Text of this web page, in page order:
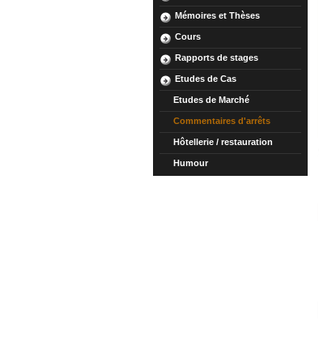
Mémoires et Thèses
Cours
Rapports de stages
Etudes de Cas
Etudes de Marché
Commentaires d'arrêts
Hôtellerie / restauration
Humour